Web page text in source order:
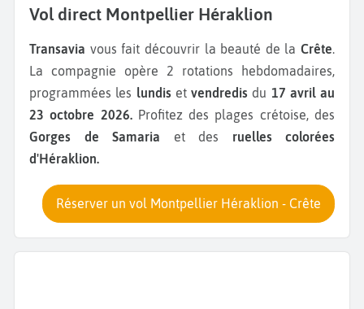
Vol direct Montpellier Héraklion
Transavia vous fait découvrir la beauté de la Crête.
La compagnie opère 2 rotations hebdomadaires,
programmées les lundis et vendredisdu 17 avril au
23 octobre 2026. Profitez des plages crétoise, des
Gorges de Samaria et des ruelles colorées
d'Héraklion.
Réserver un vol Montpellier Héraklion - Crête